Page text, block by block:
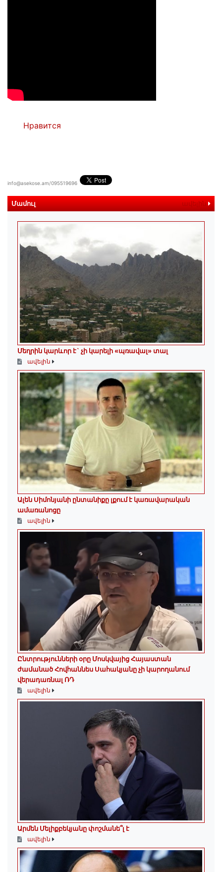
Нравится
info@asekose.am/095519696
Մամուլ ավելին
Մեղրին կարևոր է` չի կարելի «պռավալ» տալ
ավելին
Ալեն Սիմոնյանի ընտանիքը լքում է կառավարական
ամառանոցը
ավելին
Ընտրությունների օրը Մոսկվայից Հայաստան
ժամանած Հովհաննես Սահակյանը չի կարողանում
վերադառնալ ՌԴ
ավելին
Արմեն Մելիքբեկյանը փոշմանե՞լ է
ավելին